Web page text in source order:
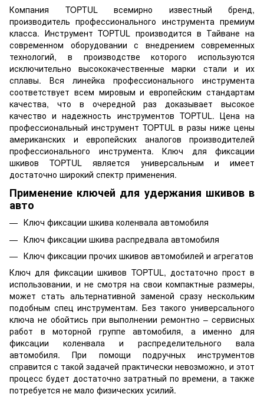
Компания TOPTUL всемирно известный бренд,
производитель профессионального инструмента премиум
класса. Инструмент TOPTUL производится в Тайване на
современном оборудовании с внедрением современных
технологий, в производстве которого используются
исключительно высококачественные марки стали и их
сплавы. Вся линейка профессионального инструмента
соответствует всем мировым и европейским стандартам
качества, что в очередной раз доказывает высокое
качество и надежность инструментов TOPTUL. Цена на
профессиональный инструмент TOPTUL в разы ниже цены
американских и европейских аналогов производителей
профессионального инструмента. Ключ для фиксации
шкивов TOPTUL является универсальным и имеет
достаточно широкий спектр применения.
Применение ключей для удержания шкивов в
авто
Ключ фиксации шкива коленвала автомобиля
Ключ фиксации шкива распредвала автомобиля
Ключ фиксации прочих шкивов автомобилей и агрегатов
Ключ для фиксации шкивов TOPTUL, достаточно прост в
использовании, и не смотря на свои компактные размеры,
может стать альтернативной заменой сразу нескольким
подобным спец инструментам. Без такого универсального
ключа не обойтись при выполнении ремонтно – сервисных
работ в моторной группе автомобиля, а именно для
фиксации коленвала и распределительного вала
автомобиля. При помощи подручных инструментов
справится с такой задачей практически невозможно, и этот
процесс будет достаточно затратный по времени, а также
потребуется не мало физических усилий.